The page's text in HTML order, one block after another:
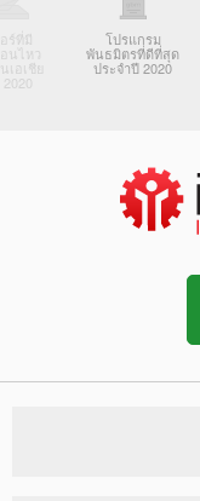
ร์ที่มี
ไหว
อเชีย
โปรแกรม
พันธมิตรที่ดีที่สุด
ประจำปี 2020